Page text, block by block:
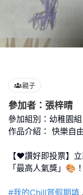
親子
參加者：張梓晴
參加組別：幼稚園組
作品介紹： 快樂自
【❤️讚好即投票】
「最高人氣獎」🎨！
#我的Chill賞假期填